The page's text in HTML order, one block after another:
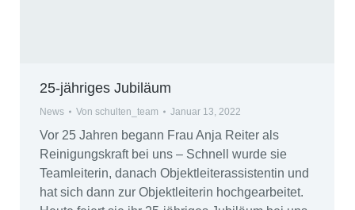
25-jähriges Jubiläum
News Von schulten_team Januar 13, 2022
Vor 25 Jahren begann Frau Anja Reiter als
Reinigungskraft bei uns – Schnell wurde sie
Teamleiterin, danach Objektleiterassistentin und
hat sich dann zur Objektleiterin hochgearbeitet.